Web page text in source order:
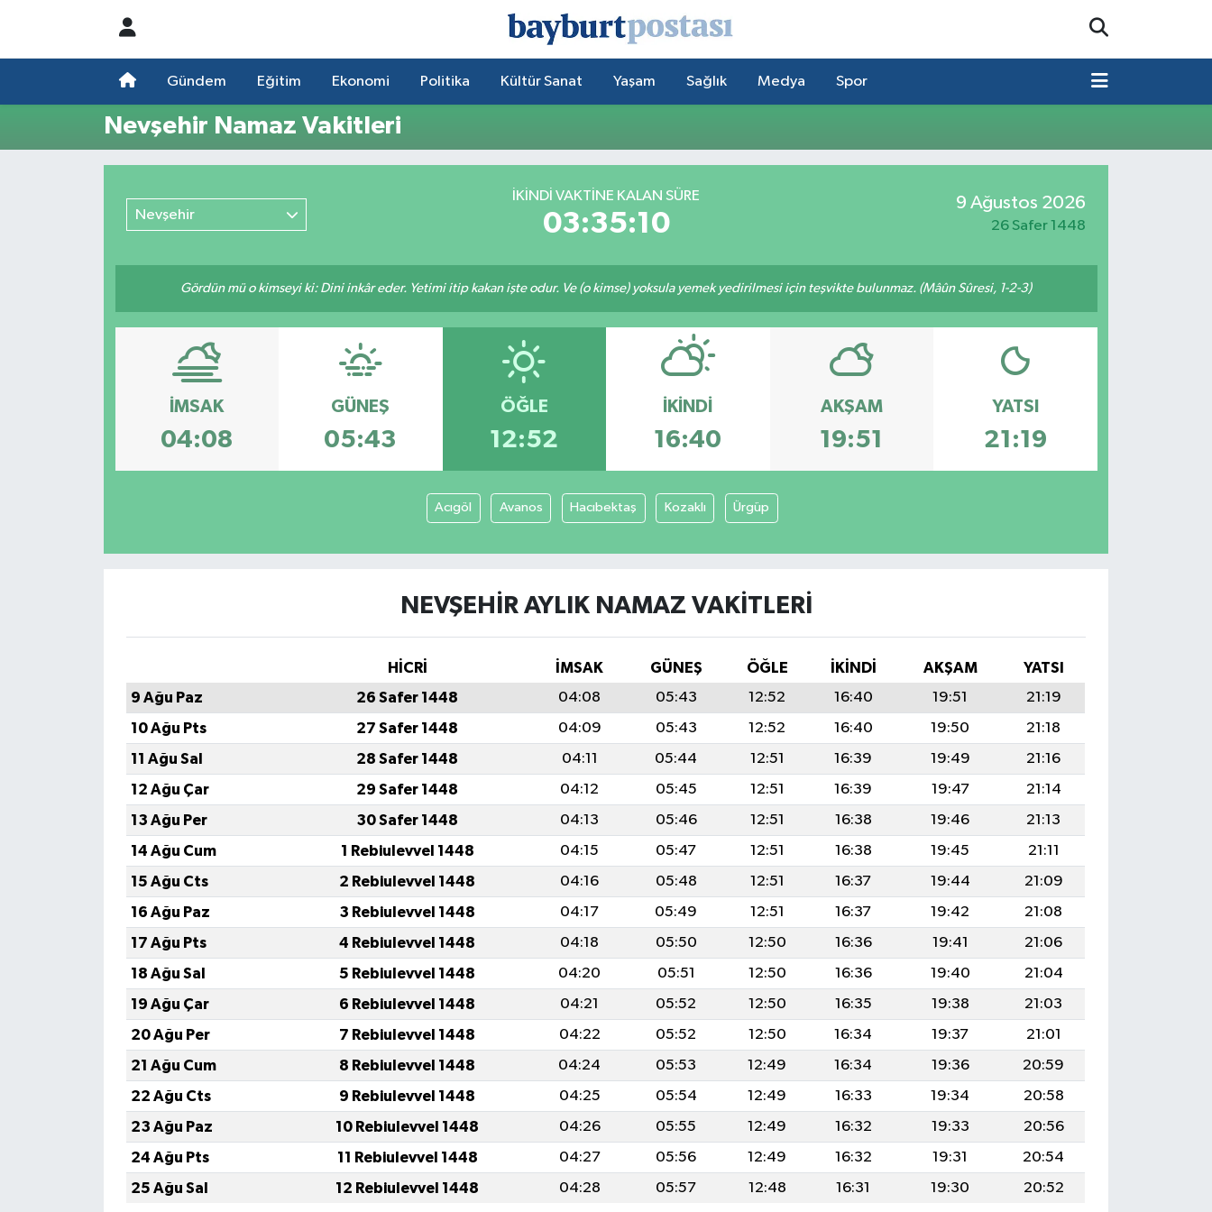
Gündem Eğitim Ekonomi Politika Kültür Sanat Yaşam Sağlık Medya Spor
Nevşehir Namaz Vakitleri
Nevşehir
İKINDI VAKTİNE KALAN SÜRE
03:35:10
9 Ağustos 2026
26 Safer 1448
Gördün mü o kimseyi ki: Dini inkâr eder. Yetimi itip kakan işte odur. Ve (o kimse) yoksula yemek yedirilmesi için teşvikte bulunmaz. (Mâûn Sûresi, 1-2-3)
İMSAK
04:08
GÜNEŞ
05:43
ÖĞLE
12:52
İKINDI
16:40
AKŞAM
19:51
YATSI
21:19
Acıgöl Avanos Hacıbektaş Kozaklı Ürgüp
NEVŞEHIR AYLIK NAMAZ VAKITLERI
HİCRİ İMSAK GÜNEŞ ÖĞLE İKINDI AKŞAM
YATSI
9 Ağu Paz
26 Safer 1448 04:08 05:43 12:52 16:40 19:51
21:19
10 Ağu Pts
27 Safer 1448 04:09 05:43 12:52 16:40 19:50
21:18
11 Ağu Sal
28 Safer 1448 04:11 05:44 12:51 16:39 19:49
21:16
12 Ağu Çar
29 Safer 1448 04:12 05:45 12:51 16:39 19:47
21:14
13 Ağu Per
30 Safer 1448 04:13 05:46 12:51 16:38 19:46
21:13
14 Ağu Cum
1 Rebiulevvel 1448 04:15 05:47 12:51 16:38 19:45
21:11
15 Ağu Cts
2 Rebiulevvel 1448 04:16 05:48 12:51 16:37 19:44
21:09
16 Ağu Paz
3 Rebiulevvel 1448 04:17 05:49 12:51 16:37 19:42
21:08
17 Ağu Pts
4 Rebiulevvel 1448 04:18 05:50 12:50 16:36 19:41
21:06
18 Ağu Sal
5 Rebiulevvel 1448 04:20 05:51 12:50 16:36 19:40
21:04
19 Ağu Çar
6 Rebiulevvel 1448 04:21 05:52 12:50 16:35 19:38
21:03
20 Ağu Per
7 Rebiulevvel 1448 04:22 05:52 12:50 16:34 19:37
21:01
21 Ağu Cum
8 Rebiulevvel 1448 04:24 05:53 12:49 16:34 19:36
20:59
22 Ağu Cts
9 Rebiulevvel 1448 04:25 05:54 12:49 16:33 19:34
20:58
23 Ağu Paz
10 Rebiulevvel 1448 04:26 05:55 12:49 16:32 19:33
20:56
24 Ağu Pts
11 Rebiulevvel 1448 04:27 05:56 12:49 16:32 19:31
20:54
25 Ağu Sal
12 Rebiulevvel 1448 04:28 05:57 12:48 16:31 19:30 20:52
Hava Durumu
Trafik Durumu
Son Dakika Haberleri